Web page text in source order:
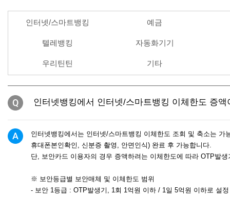
인터넷/스마트뱅킹 예금
텔레뱅킹 자동화기기
우리틴틴 기타
인터넷뱅킹에서 인터넷/스마트뱅킹 이체한도 증액
인터넷뱅킹에서는 인터넷/스마트뱅킹 이체한도 조회 및 축소는
휴대폰본인확인, 신분증 촬영, 안면인식) 완료 후 가능합니다.
단, 보안카드 이용자의 경우 증액하려는 이체한도에 따라 OTP발
※ 보안등급별 보안매체 및 이체한도 범위
- 보안 1등급 : OTP발생기, 1회 1억원 이하 / 1일 5억원 이하로 설